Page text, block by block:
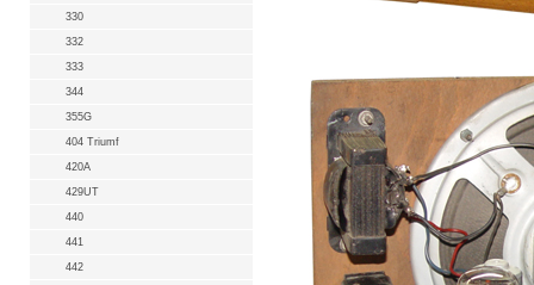
330
332
333
344
355G
404 Triumf
420A
429UT
440
441
442